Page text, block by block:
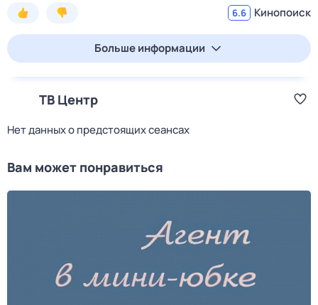
6.6 Кинопоиск
Больше информации
ТВ Центр
Нет данных о предстоящих сеансах
Вам может понравиться